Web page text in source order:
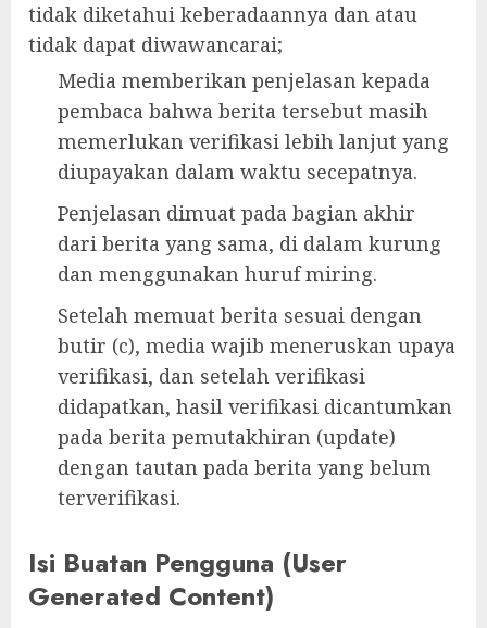
tidak diketahui keberadaannya dan atau
tidak dapat diwawancarai;
Media memberikan penjelasan kepada
pembaca bahwa berita tersebut masih
memerlukan verifikasi lebih lanjut yang
diupayakan dalam waktu secepatnya.
Penjelasan dimuat pada bagian akhir
dari berita yang sama, di dalam kurung
dan menggunakan huruf miring.
Setelah memuat berita sesuai dengan
butir (c), media wajib meneruskan upaya
verifikasi, dan setelah verifikasi
didapatkan, hasil verifikasi dicantumkan
pada berita pemutakhiran (update)
dengan tautan pada berita yang belum
terverifikasi.
Isi Buatan Pengguna (User
Generated Content)